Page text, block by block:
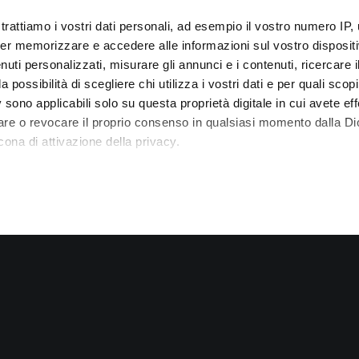
trattiamo i vostri dati personali, ad esempio il vostro numero IP,
memorizzare e accedere alle informazioni sul vostro
personalizzati, misurare gli annunci e i contenuti, ricercare
possibilità di scegliere chi utilizza i vostri dati e per quali
applicabili solo su questa proprietà digitale in cui avete
o revocare il proprio consenso in qualsiasi momento dalla
di attivazione della privacy.
il tuo consenso in qualsiasi momento dalla Dichiarazione
contenuti ed annunci, per fornire funzionalità dei
ISCRIVITI ALA NOSTRA NEWSLETTER